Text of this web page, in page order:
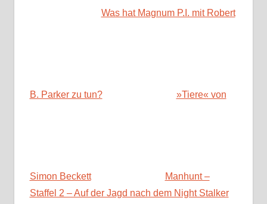
Was hat Magnum P.I. mit Robert
B. Parker zu tun? »Tiere« von
Simon Beckett
Manhunt –
Staffel 2 – Auf der Jagd nach dem Night Stalker